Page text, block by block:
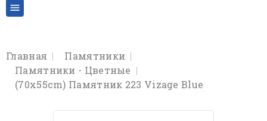

Главная
Памятники
Памятники - Цветные
(70x55cm) Памятник 223 Vizage Blue